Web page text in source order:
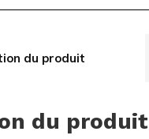
du produit
du produit